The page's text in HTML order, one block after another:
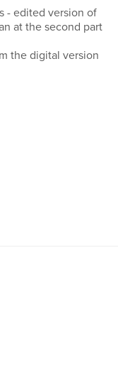
- edited version of
at the second part
the digital version